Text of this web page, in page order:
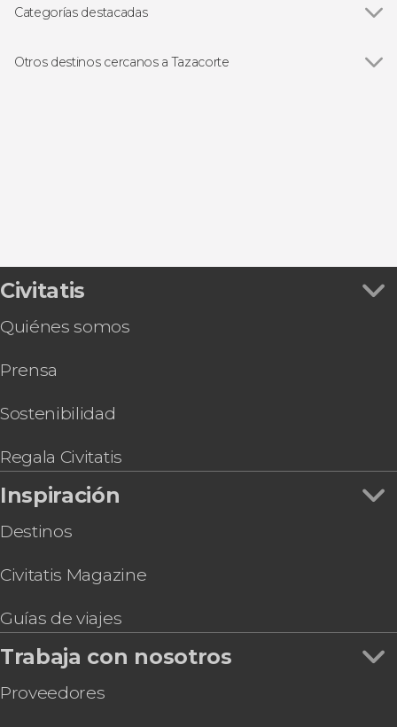
Categorías destacadas
Otros destinos cercanos a Tazacorte
Civitatis
Quiénes somos
Prensa
Sostenibilidad
Regala Civitatis
Inspiración
Destinos
Civitatis Magazine
Guías de viajes
Trabaja con nosotros
Proveedores